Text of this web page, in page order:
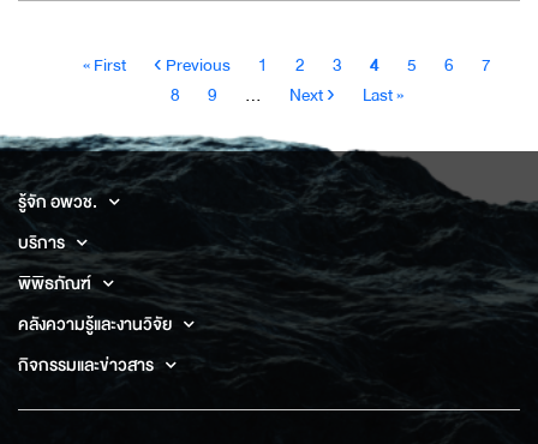
Pagination
หน้า
« First
หน้า
ก่อน
‹ Previous Page
1 Page
2 Page
3
Current
page
4 Page
5 Page
6 Page
7
8
Page
9 …
Next
Next ›
Last
Last »
รู้จัก อพวช.
บริการ
พิพิธภัณฑ์
คลังความรู้และงานวิจัย
กิจกรรมและข่าวสาร